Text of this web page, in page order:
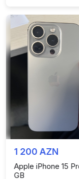
1 200 AZN
Apple iPhone 15
GB